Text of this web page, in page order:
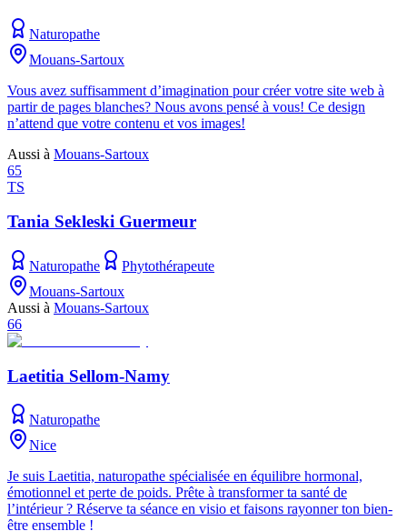
Naturopathe
Mouans-Sartoux
Vous avez suffisamment d’imagination pour créer votre site web à
partir de pages blanches? Nous avons pensé à vous! Ce design
n’attend que votre contenu et vos images!
Aussi à Mouans-Sartoux
65
TS
Tania Sekleski Guermeur
Naturopathe
Phytothérapeute
Mouans-Sartoux
Aussi à Mouans-Sartoux
66
Laetitia Sellom-Namy
Naturopathe
Nice
Je suis Laetitia, naturopathe spécialisée en équilibre hormonal,
émotionnel et perte de poids. Prête à transformer ta santé de
l’intérieur ? Réserve ta séance en visio et faisons rayonner ton bien-
être ensemble !